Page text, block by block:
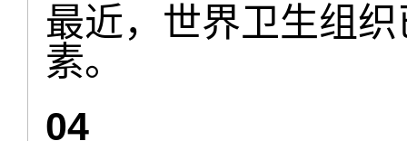
最近，世界卫生组
素。
04